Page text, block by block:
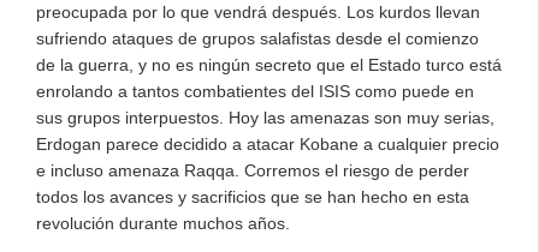
preocupada por lo que vendrá después. Los kurdos llevan
sufriendo ataques de grupos salafistas desde el comienzo
de la guerra, y no es ningún secreto que el Estado turco está
enrolando a tantos combatientes del ISIS como puede en
sus grupos interpuestos. Hoy las amenazas son muy serias,
Erdogan parece decidido a atacar Kobane a cualquier precio
e incluso amenaza Raqqa. Corremos el riesgo de perder
todos los avances y sacrificios que se han hecho en esta
revolución durante muchos años.